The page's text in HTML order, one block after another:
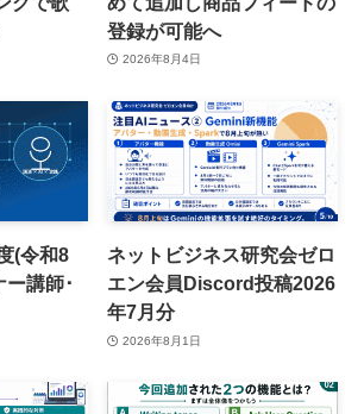
登録が可能へ
2026年8月4日
(令和8
ー講師･
ネットビジネス研究会ゼロ
エン会員Discord投稿2026
年7月分
2026年8月1日